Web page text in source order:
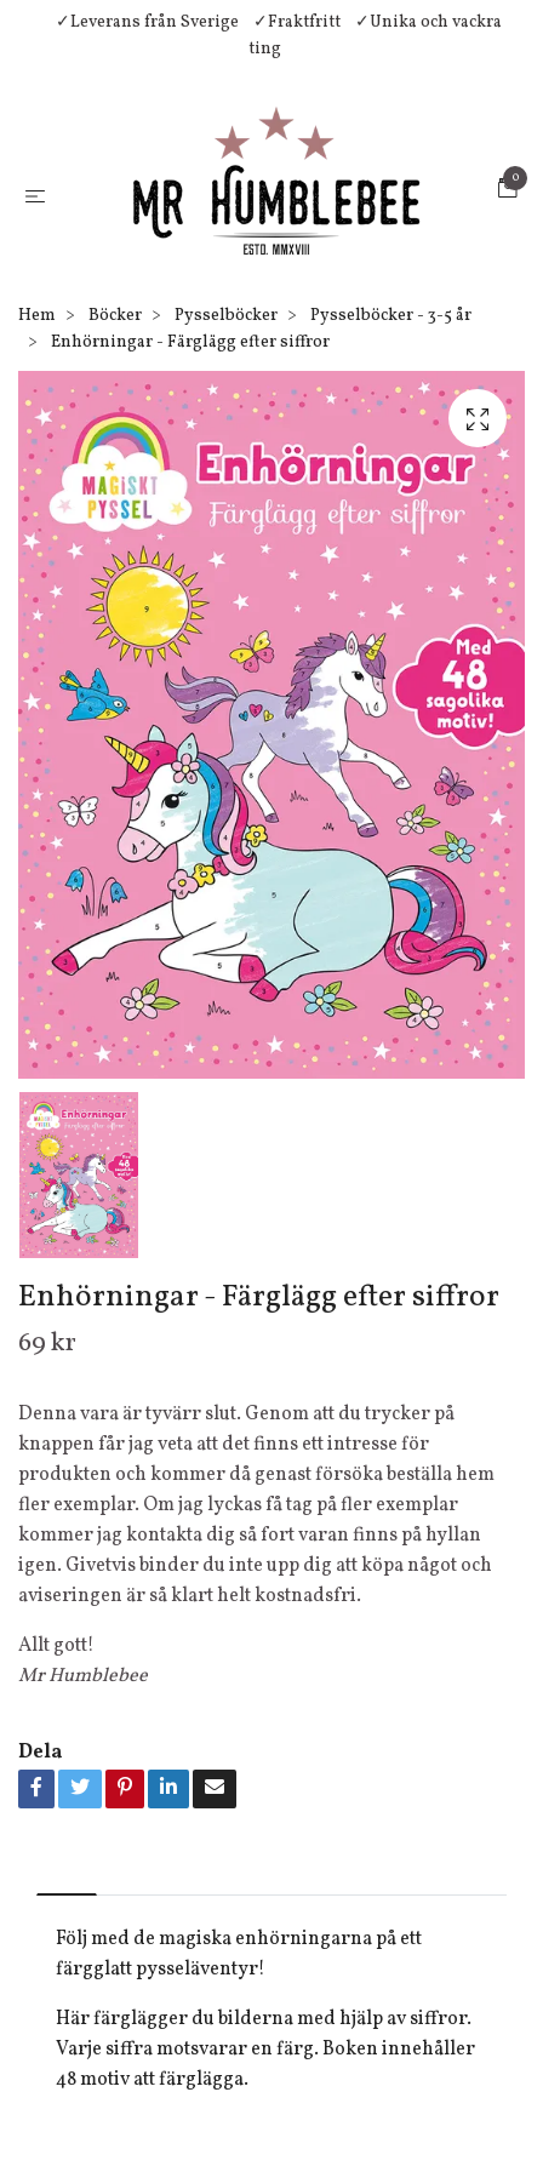
✓Leverans från Sverige ✓Fraktfritt
✓Unika och vackra
ting
0
Hem Böcker Pysselböcker
Pysselböcker - 3-5 år
Enhörningar - Färglägg efter siffror
Enhörningar - Färglägg efter siffror
69 kr
Denna vara är tyvärr slut. Genom att du trycker på
knappen får jag veta att det finns ett intresse för
produkten och kommer då genast försöka beställa hem
fler exemplar. Om jag lyckas få tag på fler exemplar
kommer jag kontakta dig så fort varan finns på hyllan
igen. Givetvis binder du inte upp dig att köpa något och
aviseringen är så klart helt kostnadsfri.
Allt gott!
Mr Humblebee
Dela
Följ med de magiska enhörningarna på ett
färgglatt pysseläventyr!
Här färglägger du bilderna med hjälp av siffror.
Varje siffra motsvarar en färg. Boken innehåller
48 motiv att färglägga.